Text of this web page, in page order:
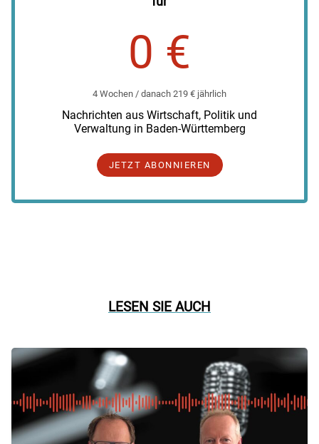
0 €
4 Wochen / danach 219 € jährlich
Nachrichten aus Wirtschaft, Politik und
Verwaltung in Baden-Württemberg
JETZT ABONNIEREN
LESEN SIE AUCH